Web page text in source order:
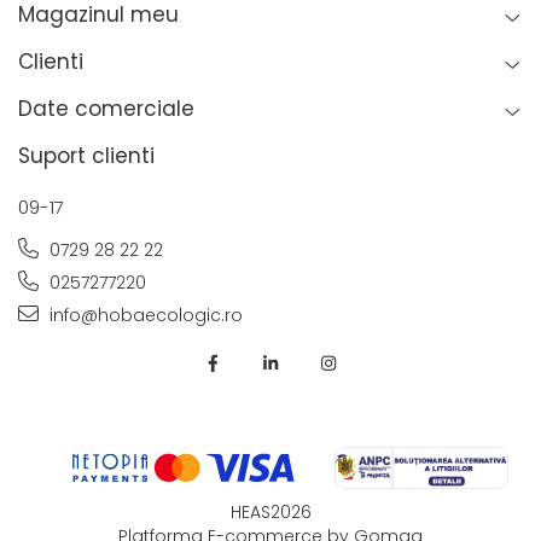
Magazinul meu
Clienti
Date comerciale
Suport clienti
09-17
0729 28 22 22
0257277220
info@hobaecologic.ro
HEAS2026